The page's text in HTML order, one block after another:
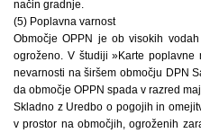
način gradnje.
(5) Poplavna varnost
Območje OPPN je ob visokih
ogroženo. V študiji »Karte poplavne
nevarnosti na širšem območju DPN
da območje OPPN spada v razred
Skladno z Uredbo o pogojih in
v prostor na območjih, ogroženih